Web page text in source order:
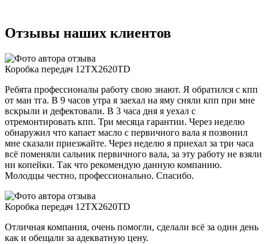
Отзывы наших клиентов
Коробка передач 12TX2620TD
Ребята профессионалы работу свою знают. Я обратился с кпп
от ман тга. В 9 часов утра я заехал на яму сняли кпп при мне
вскрыли и дефектовали. В 3 часа дня я уехал с
отремонтировать кпп. Три месяца гарантии. Через неделю
обнаружил что капает масло с первичного вала я позвонил
мне сказали приезжайте. Через неделю я приехал за три часа
всё поменяли сальник первичного вала, за эту работу не взяли
ни копейки. Так что рекомендую данную компанию.
Молодцы честно, профессионально. Спасибо.
Коробка передач 12TX2620TD
Отличная компания, очень помогли, сделали всё за один день
как и обещали за адекватную цену.